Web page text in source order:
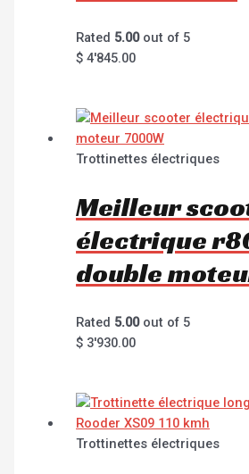
Rated 5.00out of 5
$ 4'845.00
Trottinettes électriques
Meilleur
électrique
double
Rated 5.00out of 5
$ 3'930.00
Trottinettes électriques